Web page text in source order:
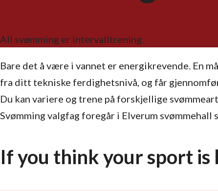
All svømming er intervalltrening.
Bare det å være i vannet er energikrevende. En
fra ditt tekniske ferdighetsnivå, og får
Du kan variere og trene på forskjellige
Svømming valgfag foregår i Elverum
If you think your sport